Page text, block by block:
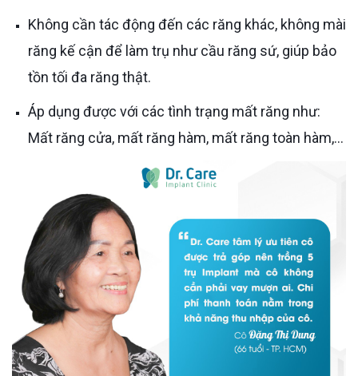
Không cần tác động đến các răng khác, không mài
răng kế cận để làm trụ như cầu răng sứ, giúp bảo
tồn tối đa răng thật.
Áp dụng được với các tình trạng mất răng như:
Mất răng cửa, mất răng hàm, mất răng toàn hàm,...